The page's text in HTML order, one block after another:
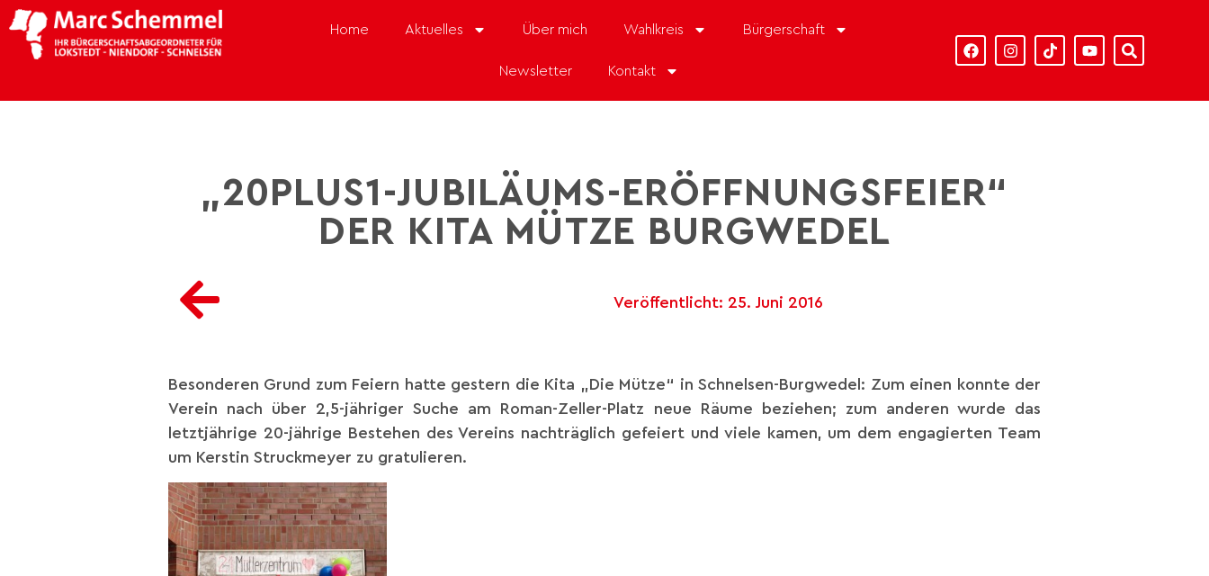
Home Aktuelles Über mich Wahlkreis Bürgerschaft
Newsletter Kontakt
„20PLUS1-JUBILÄUMS-ERÖFFNUNGSFEIER“
DER KITA MÜTZE BURGWEDEL
Veröffentlicht: 25. Juni 2016
Besonderen Grund zum Feiern hatte gestern die Kita „Die Mütze“ in Schnelsen-Burgwedel: Zum einen konnte der
Verein nach über 2,5-jähriger Suche am Roman-Zeller-Platz neue Räume beziehen; zum anderen wurde das
letztjährige 20-jährige Bestehen des Vereins nachträglich gefeiert und viele kamen, um dem engagierten Team
um Kerstin Struckmeyer zu gratulieren.